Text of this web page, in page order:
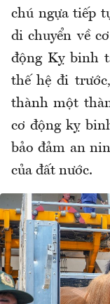
chú ngựa tiếp
di chuyển về
động Kỵ binh
thế hệ đi
thành một
cơ động kỵ
bảo đảm an
của đất nước.